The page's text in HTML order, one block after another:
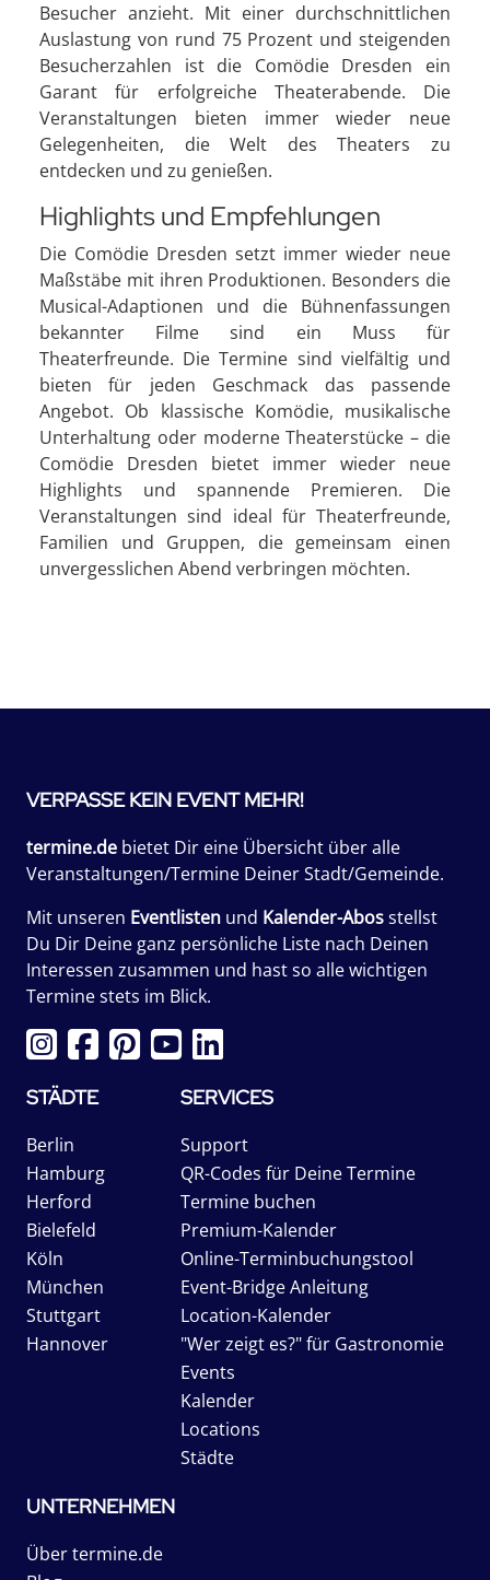
Besucher anzieht. Mit einer durchschnittlichen
Auslastung von rund 75 Prozent und steigenden
Besucherzahlen ist die Comödie Dresden ein
Garant für erfolgreiche Theaterabende. Die
Veranstaltungen bieten immer wieder neue
Gelegenheiten, die Welt des Theaters zu
entdecken und zu genießen.
Highlights und Empfehlungen
Die Comödie Dresden setzt immer wieder neue
Maßstäbe mit ihren Produktionen. Besonders die
Musical-Adaptionen und die Bühnenfassungen
bekannter Filme sind ein Muss für
Theaterfreunde. Die Termine sind vielfältig und
bieten für jeden Geschmack das passende
Angebot. Ob klassische Komödie, musikalische
Unterhaltung oder moderne Theaterstücke – die
Comödie Dresden bietet immer wieder neue
Highlights und spannende Premieren. Die
Veranstaltungen sind ideal für Theaterfreunde,
Familien und Gruppen, die gemeinsam einen
unvergesslichen Abend verbringen möchten.
VERPASSE KEIN EVENT MEHR!
termine.de bietet Dir eine Übersicht über alle
Veranstaltungen/Termine Deiner Stadt/Gemeinde.
Mit unseren Eventlisten und Kalender-Abosstellst
Du Dir Deine ganz persönliche Liste nach Deinen
Interessen zusammen und hast so alle wichtigen
Termine stets im Blick.
STÄDTE
Berlin
Hamburg
Herford
Bielefeld
Köln
München
Stuttgart
Hannover
SERVICES
Support
QR-Codes für Deine Termine
Termine buchen
Premium-Kalender
Online-Terminbuchungstool
Event-Bridge Anleitung
Location-Kalender
"Wer zeigt es?" für Gastronomie
Events
Kalender
Locations
Städte
UNTERNEHMEN
Über termine.de